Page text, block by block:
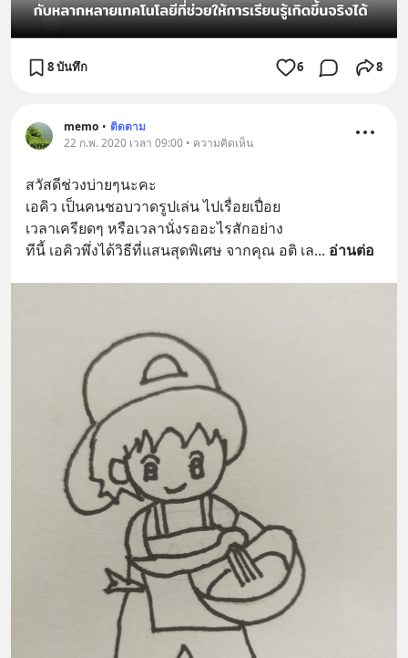
8 บันทึก 6 8
memo • ติดตาม
22 ก.พ. 2020 เวลา 09:00 • ความคิดเห็น
สวัสดีช่วงบ่ายๆนะคะ
เอคิว เป็นคนชอบวาดรูปเล่น ไปเรื่อยเปื่อย
เวลาเครียดๆ หรือเวลานั่งรออะไรสักอย่าง
ทีนี้ เอคิวพึ่งได้วิธีที่แสนสุดพิเศษ จากคุณ อติ เล... อ่านต่อ